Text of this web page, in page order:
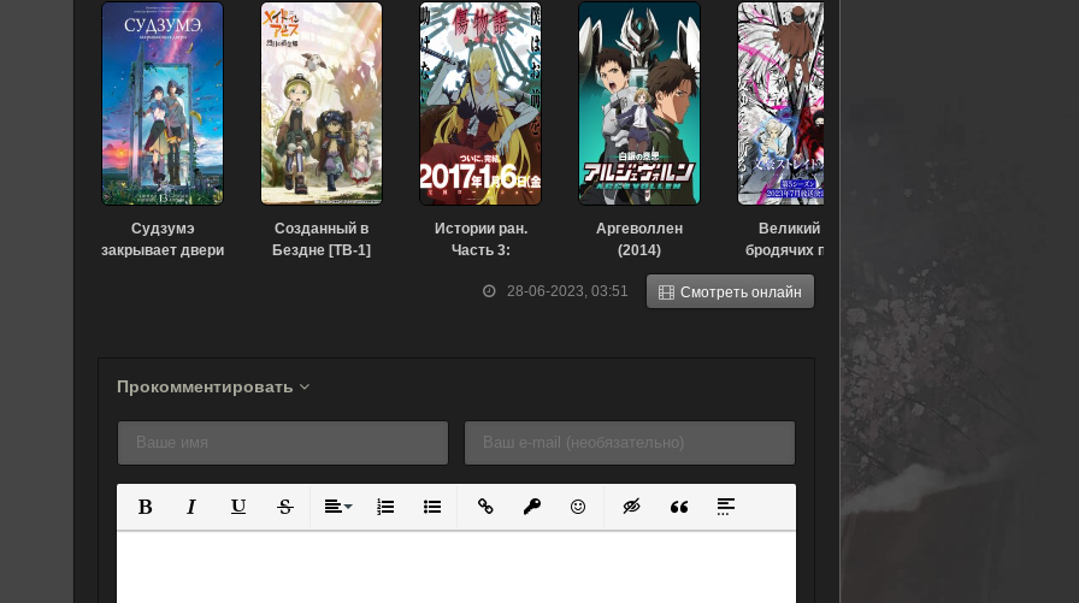
28-06-2023, 03:51 Смотреть онлайн
Судзумэ
закрывает двери
Созданный в
Бездне [ТВ-1]
Истории ран.
Часть 3:
(2017)
Аргеволлен
(2014)
Великий из
бродячих псов
[ТВ-4] (2023)
Прокомментировать
Полужирный
КурсивПодчеркнутый
ЗачеркнутыйВыравнивание
Нумерованный список
Маркированный список
Вставить ссылку
Вставить защищенную ссылку
Вставить смайлик
Вставка скрытого текста
Вставка цитаты
Вставка спойлера